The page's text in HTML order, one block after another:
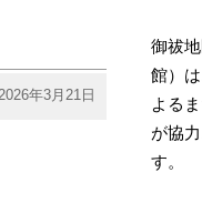
年3月21日
御祓
館）
よる
が協
す。